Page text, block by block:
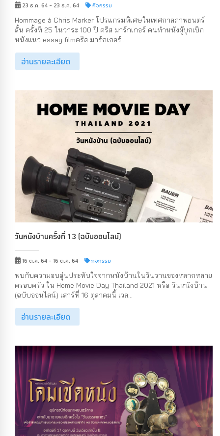
23 ธ.ค. 64 - 23 ธ.ค. 64 กิจกรรม
Hommage à Chris Marker โปรแกรมพิเศษในเทศกาลภาพยนตร์
สั้น ครั้งที่ 25 ในวาระ 100 ปี คริส มาร์กเกอร์ คนทำหนังผู้บุกเบิก
หนังแนว essay filmคริส มาร์กเกอร์...
อ่านรายละเอียด
วันหนังบ้านครั้งที่ 13 (ฉบับออนไลน์)
16 ต.ค. 64 - 16 ต.ค. 64 กิจกรรม
พบกับความอบอุ่นประทับใจจากหนังบ้านในวันวานของหลากหลาย
ครอบครัว ใน Home Movie Day Thailand 2021 หรือ วันหนังบ้าน
(ฉบับออนไลน์) เสาร์ที่ 16 ตุลาคมนี้ เวล...
อ่านรายละเอียด